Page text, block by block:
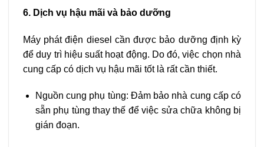
6. Dịch vụ hậu mãi và bảo dưỡng
Máy phát điện diesel cần được bảo dưỡng định kỳ
để duy trì hiệu suất hoạt động. Do đó, việc chọn nhà
cung cấp có dịch vụ hậu mãi tốt là rất cần thiết.
Nguồn cung phụ tùng: Đảm bảo nhà cung cấp có
sẵn phụ tùng thay thế để việc sửa chữa không bị
gián đoạn.